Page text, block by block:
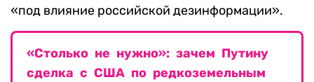
«под влияние российской дезинформации».
«Столько не нужно»: зачем Путину
сделка с США по редкоземельным